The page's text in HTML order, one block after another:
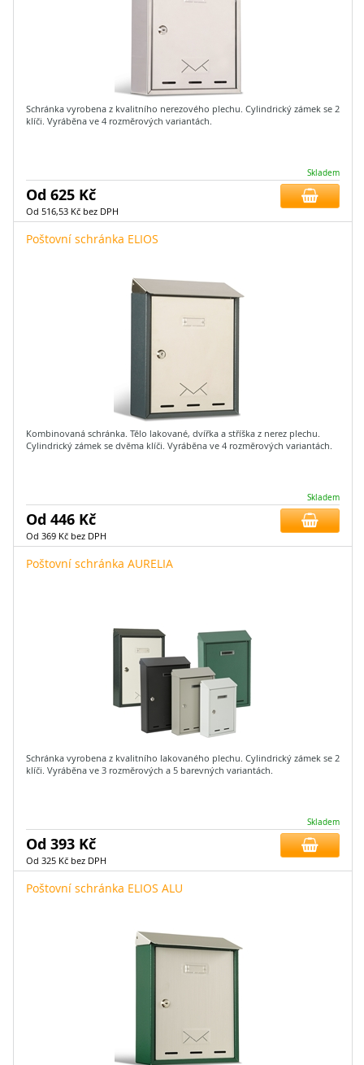
Schránka vyrobena z kvalitního nerezového plechu. Cylindrický zámek se 2
klíči. Vyráběna ve 4 rozměrových variantách.
Skladem
Od 625 Kč
Od 516,53 Kč bez DPH
Poštovní schránka ELIOS
Kombinovaná schránka. Tělo lakované, dvířka a stříška z nerez plechu.
Cylindrický zámek se dvěma klíči. Vyráběna ve 4 rozměrových variantách.
Skladem
Od 446 Kč
Od 369 Kč bez DPH
Poštovní schránka AURELIA
Schránka vyrobena z kvalitního lakovaného plechu. Cylindrický zámek se 2
klíči. Vyráběna ve 3 rozměrových a 5 barevných variantách.
Skladem
Od 393 Kč
Od 325 Kč bez DPH
Poštovní schránka ELIOS ALU